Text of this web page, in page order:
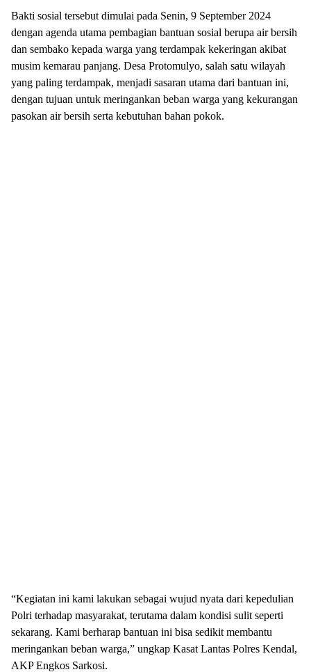
Bakti sosial tersebut dimulai pada Senin, 9 September 2024
dengan agenda utama pembagian bantuan sosial berupa air bersih
dan sembako kepada warga yang terdampak kekeringan akibat
musim kemarau panjang. Desa Protomulyo, salah satu wilayah
yang paling terdampak, menjadi sasaran utama dari bantuan ini,
dengan tujuan untuk meringankan beban warga yang kekurangan
pasokan air bersih serta kebutuhan bahan pokok.
“Kegiatan ini kami lakukan sebagai wujud nyata dari kepedulian
Polri terhadap masyarakat, terutama dalam kondisi sulit seperti
sekarang. Kami berharap bantuan ini bisa sedikit membantu
meringankan beban warga,” ungkap Kasat Lantas Polres Kendal,
AKP Engkos Sarkosi.